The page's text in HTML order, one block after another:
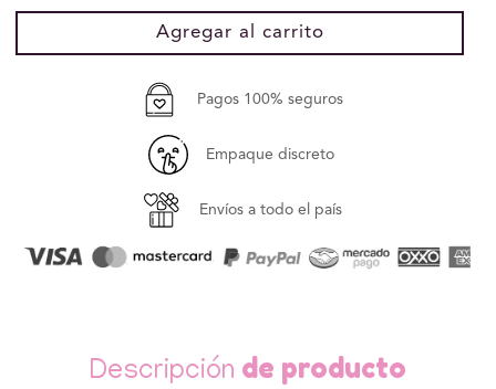
Preservativo
Aroma
piezas
Preservativo
Aroma
Mix
20
piezas
Agregar al carrito
Pagos 100% seguros
Empaque discreto
Envíos a todo el país
Descripción de producto